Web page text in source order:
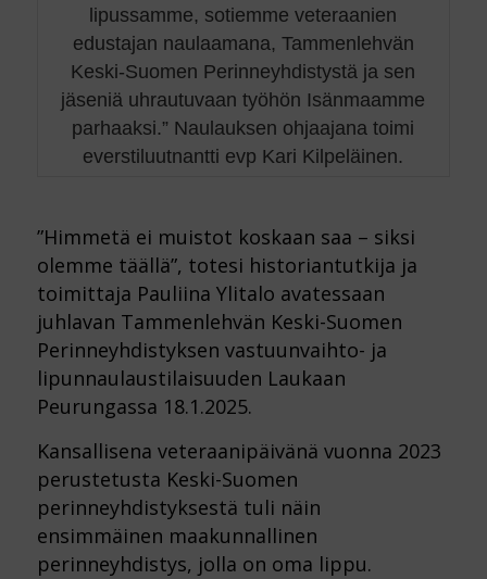
lipussamme, sotiemme veteraanien
edustajan naulaamana, Tammenlehvän
Keski-Suomen Perinneyhdistystä ja sen
jäseniä uhrautuvaan työhön Isänmaamme
parhaaksi.” Naulauksen ohjaajana toimi
everstiluutnantti evp Kari Kilpeläinen.
”Himmetä ei muistot koskaan saa – siksi
olemme täällä”, totesi historiantutkija ja
toimittaja Pauliina Ylitalo avatessaan
juhlavan Tammenlehvän Keski-Suomen
Perinneyhdistyksen vastuunvaihto- ja
lipunnaulaustilaisuuden Laukaan
Peurungassa 18.1.2025.
Kansallisena veteraanipäivänä vuonna 2023
perustetusta Keski-Suomen
perinneyhdistyksestä tuli näin
ensimmäinen maakunnallinen
perinneyhdistys, jolla on oma lippu.